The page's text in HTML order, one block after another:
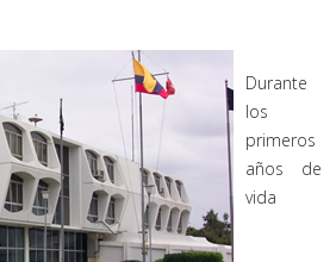
Durante
los
primeros
años de
vida